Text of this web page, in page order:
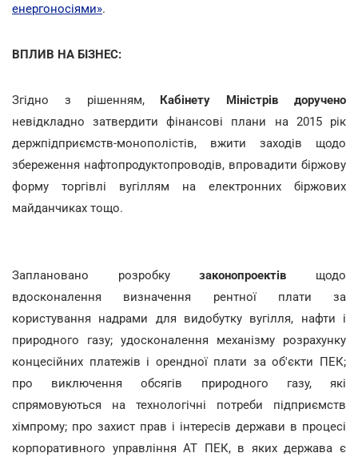
енергоносіями».
ВПЛИВ НА БІЗНЕС:
Згідно з рішенням, Кабінету Міністрів доручено
невідкладно затвердити фінансові плани на 2015 рік
держпідприємств-монополістів, вжити заходів щодо
збереження нафтопродуктопроводів, впровадити біржову
форму торгівлі вугіллям на електронних біржових
майданчиках тощо.
Заплановано розробкузаконопроектів щодо
вдосконалення визначення рентної плати за
користування надрами для видобутку вугілля, нафти і
природного газу; удосконалення механізму розрахунку
концесійних платежів і орендної плати за об'єкти ПЕК;
про виключення обсягів природного газу, які
спрямовуються на технологічні потреби підприємств
хімпрому; про захист прав і інтересів держави в процесі
корпоративного управління АТ ПЕК, в яких держава є